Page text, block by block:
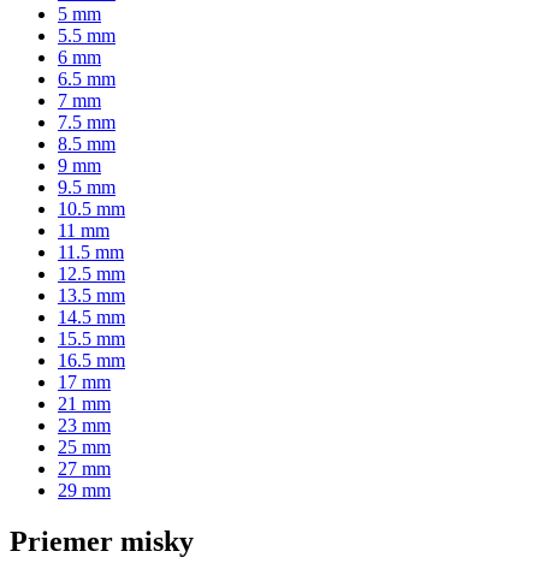
5 mm
5.5 mm
6 mm
6.5 mm
7 mm
7.5 mm
8.5 mm
9 mm
9.5 mm
10.5 mm
11 mm
11.5 mm
12.5 mm
13.5 mm
14.5 mm
15.5 mm
16.5 mm
17 mm
21 mm
23 mm
25 mm
27 mm
29 mm
Priemer misky